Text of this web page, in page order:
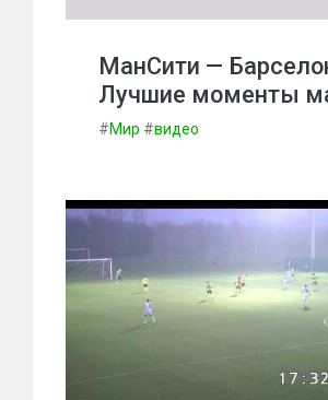
МанСити —
Лучшие моменты
#Мир #видео